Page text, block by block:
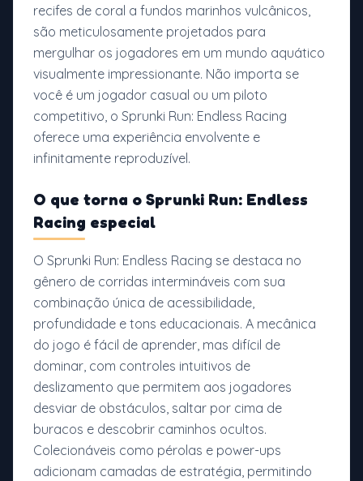
recifes de coral a fundos marinhos vulcânicos,
são meticulosamente projetados para
mergulhar os jogadores em um mundo aquático
visualmente impressionante. Não importa se
você é um jogador casual ou um piloto
competitivo, o Sprunki Run: Endless Racing
oferece uma experiência envolvente e
infinitamente reproduzível.
O que torna o Sprunki Run: Endless
Racing especial
O Sprunki Run: Endless Racing se destaca no
gênero de corridas intermináveis com sua
combinação única de acessibilidade,
profundidade e tons educacionais. A mecânica
do jogo é fácil de aprender, mas difícil de
dominar, com controles intuitivos de
deslizamento que permitem aos jogadores
desviar de obstáculos, saltar por cima de
buracos e descobrir caminhos ocultos.
Colecionáveis como pérolas e power-ups
adicionam camadas de estratégia, permitindo